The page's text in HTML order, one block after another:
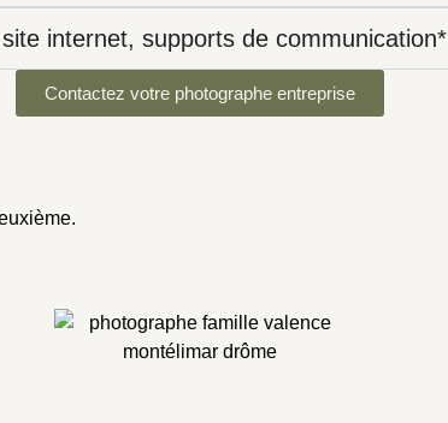
internet, supports de communication*
Contactez votre photographe entreprise